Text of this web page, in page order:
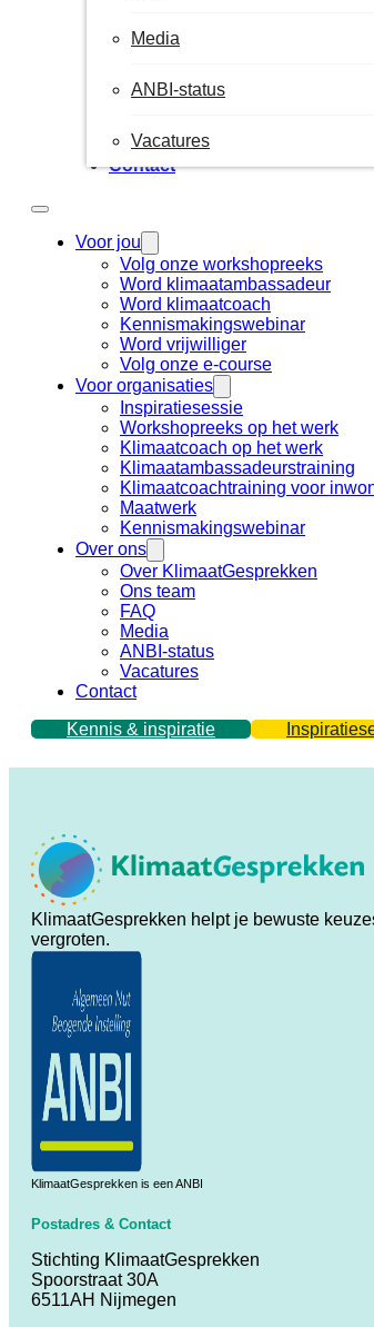
Media
ANBI-status
Vacatures
Contact
Voor jou
Volg onze workshopreeks
Word klimaatambassadeur
Word klimaatcoach
Kennismakingswebinar
Word vrijwilliger
Volg onze e-course
Voor organisaties
Inspiratiesessie
Workshopreeks op het werk
Klimaatcoach op het werk
Klimaatambassadeurstraining
Klimaatcoachtraining voor
Maatwerk
Kennismakingswebinar
Over ons
Over KlimaatGesprekken
Ons team
FAQ
Media
ANBI-status
Vacatures
Contact
Kennis & inspiratie
KlimaatGesprekken helpt je bewuste
vergroten.
KlimaatGesprekken is een ANBI
Postadres & Contact
Stichting KlimaatGesprekken
Spoorstraat 30A
6511AH Nijmegen